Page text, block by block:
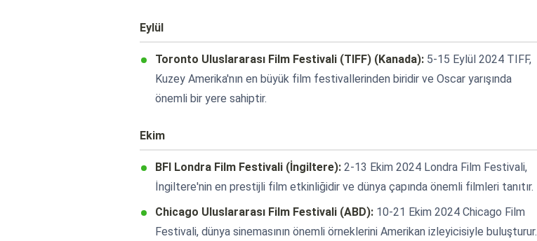
Eylül
Toronto Uluslararası Film Festivali (TIFF) (Kanada): 5-15 Eylül 2024 TIFF,
Kuzey Amerika'nın en büyük film festivallerinden biridir ve Oscar yarışında
önemli bir yere sahiptir.
Ekim
BFI Londra Film Festivali (İngiltere): 2-13 Ekim 2024 Londra Film Festivali,
İngiltere'nin en prestijli film etkinliğidir ve dünya çapında önemli filmleri tanıtır.
Chicago Uluslararası Film Festivali (ABD): 10-21 Ekim 2024 Chicago Film
Festivali, dünya sinemasının önemli örneklerini Amerikan izleyicisiyle buluşturur.